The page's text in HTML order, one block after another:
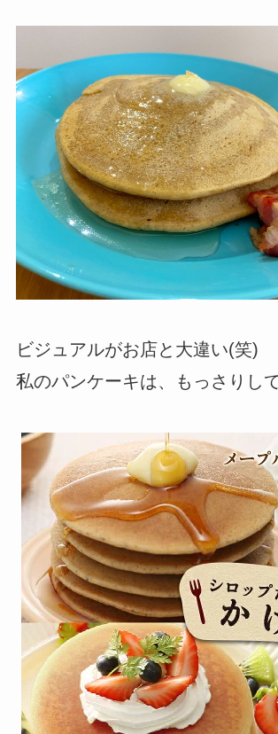
ビジュアルがお店と大違い(笑)
私のパンケーキは、もっさりし